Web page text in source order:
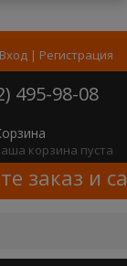
Вход | Регистрация
495-98-08
корзина пуста
заказ и